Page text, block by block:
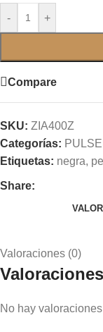
- +
Compare
SKU: ZIA400Z
Categorías:
Etiquetas: negra,
Share:
Valoraciones (0)
Valoraciones
No hay